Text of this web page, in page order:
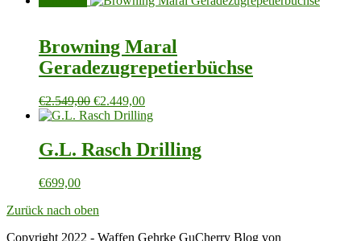
Browning Maral
Geradezugrepetierbüchse
€2.549,00 Ursprünglicher
Preis
€2.549,00
€2.449,00Aktueller
Preis
€2.449,00.
G.L. Rasch Drilling
€699,00
Zurück nach oben
Copyright 2022 - Waffen Gehrke GuCherry Blog von